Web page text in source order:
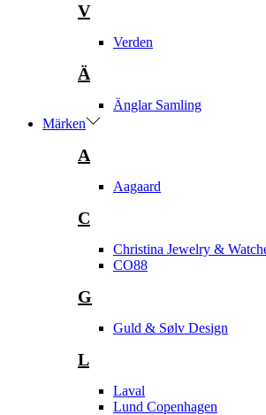
V
Verden
Ä
Änglar Samling
Märken
A
Aagaard
C
Christina Jewelry &
CO88
G
Guld & Sølv Design
L
Laval
Lund Copenhagen